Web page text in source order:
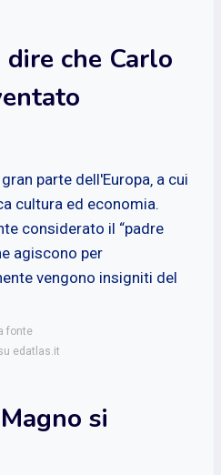
dire che Carlo
parte dell'Europa‚ a cui
cultura ed economia.
considerato il “padre
agiscono per
vengono insigniti del
fonte
edatlas.it
si